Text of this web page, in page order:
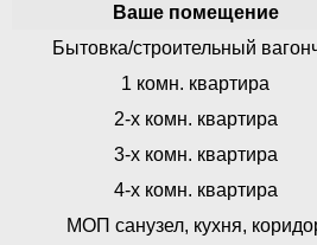
Ваше помещение
Бытовка/строительный
1 комн. квартира
2-х комн. квартира
3-х комн. квартира
4-х комн. квартира
МОП санузел, кухня,